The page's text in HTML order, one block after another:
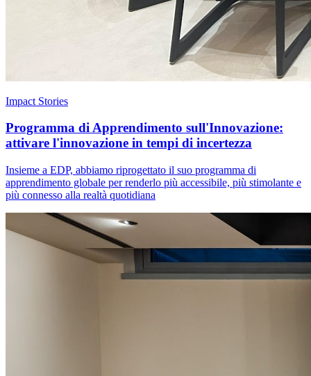
Impact Stories
Programma di Apprendimento sull'Innovazione:
attivare l'innovazione in tempi di incertezza
Insieme a EDP, abbiamo riprogettato il suo programma di
apprendimento globale per renderlo più accessibile, più stimolante e
più connesso alla realtà quotidiana